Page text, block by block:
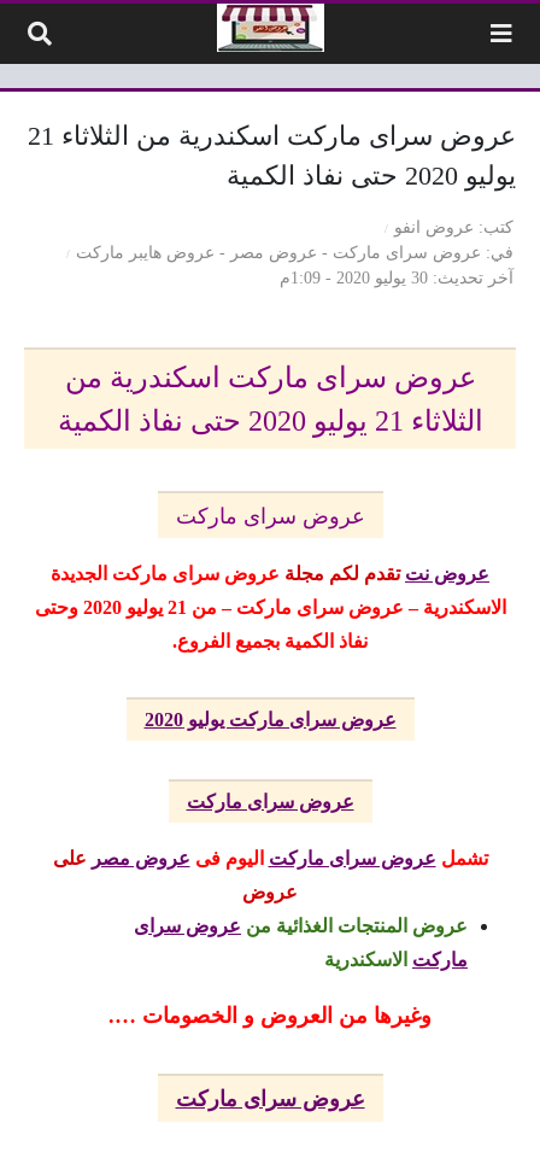
عروض سراى ماركت اسكندرية من الثلاثاء 21
يوليو 2020 حتى نفاذ الكمية
كتب
عروض انفو
في
عروض سراى ماركت - عروض مصر - عروض هايبر ماركت
آخر تحديث 30 يوليو 2020 - 1:09م
عروض سراى ماركت اسكندرية من
الثلاثاء 21 يوليو 2020 حتى نفاذ الكمية
عروض سراى ماركت
عروض نت تقدم لكم مجلة عروض سراى ماركت الجديدة
الاسكندرية
– عروض سراى ماركت – من 21 يوليو 2020 وحتى
نفاذ الكمية بجميع الفروع.
عروض سراى ماركت يوليو 2020
عروض سراى ماركت
تشمل عروض سراى ماركت اليومفى عروض مصر على
عروض
عروض المنتجات الغذائية من عروض سراى
ماركت الاسكندرية
وغيرها من العروض و الخصومات ….
عروض سراى ماركت